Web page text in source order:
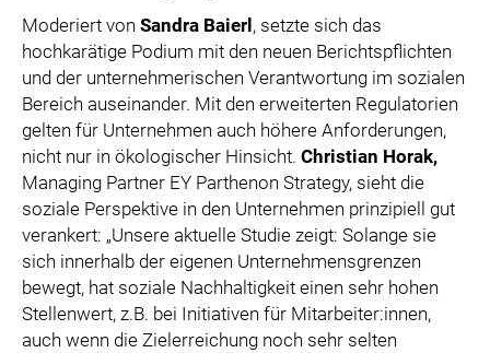
Moderiert von Sandra Baierl, setzte sich das
hochkarätige Podium mit den neuen Berichtspflichten
und der unternehmerischen Verantwortung im sozialen
Bereich auseinander. Mit den erweiterten Regulatorien
gelten für Unternehmen auch höhere Anforderungen,
nicht nur in ökologischer Hinsicht. Christian Horak,
Managing Partner EY Parthenon Strategy, sieht die
soziale Perspektive in den Unternehmen prinzipiell gut
verankert: „Unsere aktuelle Studie zeigt: Solange sie
sich innerhalb der eigenen Unternehmensgrenzen
bewegt, hat soziale Nachhaltigkeit einen sehr hohen
Stellenwert, z.B. bei Initiativen für Mitarbeiter:innen,
auch wenn die Zielerreichung noch sehr selten